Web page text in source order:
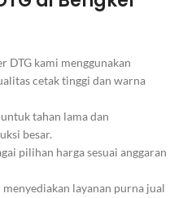
DTG kami menggunakan
cetak tinggi dan warna
tahan lama dan
besar.
pilihan harga sesuai anggaran
menyediakan layanan purna jual